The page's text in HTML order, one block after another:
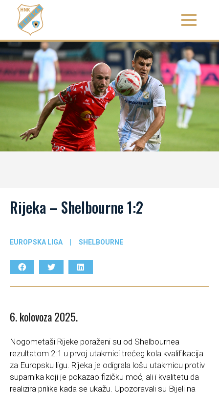
Rijeka – Shelbourne 1:2
EUROPSKA LIGA | SHELBOURNE
6. kolovoza 2025.
Nogometaši Rijeke poraženi su od Shelbournea
rezultatom 2:1 u prvoj utakmici trećeg kola kvalifikacija
za Europsku ligu. Rijeka je odigrala lošu utakmicu protiv
suparnika koji je pokazao fizičku moć, ali i kvalitetu da
realizira prilike kada se ukažu. Upozoravali su Bijeli na